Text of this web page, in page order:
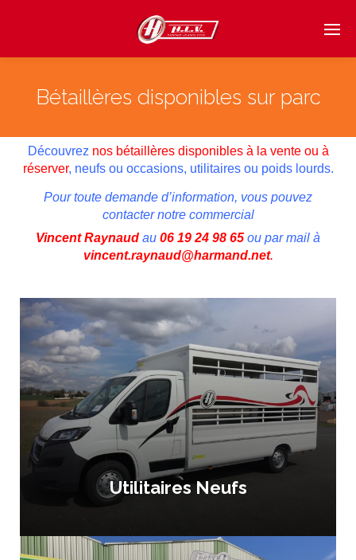
Bétaillères disponibles sur parc
Découvrez nos bétaillères disponibles à la vente ou à
réserver, neufs ou occasions, utilitaires ou poids lourds.
Pour toute demande d’information, vous pouvez
contacter notre commercial
Vincent Raynaud au 06 19 24 98 65 ou par mail à
vincent.raynaud@harmand.net.
Utilitaires Neufs